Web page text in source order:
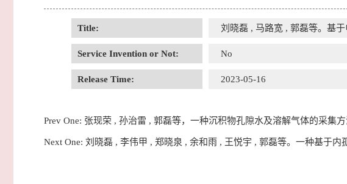
Title: 刘晓磊 , 马路宽 , 郭磊等。基
Service Invention or Not: No
Release Time: 2023-05-16
Prev One: 张现荣 , 孙治雷 , 郭磊等，一种沉积物孔隙水及溶解气体的采集方
Next One: 刘晓磊 , 李伟甲 , 郑晓泉 , 余和雨 , 王悦宇 , 郭磊等。一种基于